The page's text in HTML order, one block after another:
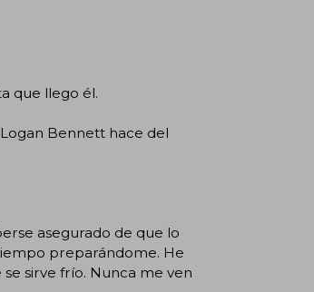
que llego él.
Bennett hace del
asegurado de que lo
preparándome. He
sirve frío. Nunca me ven